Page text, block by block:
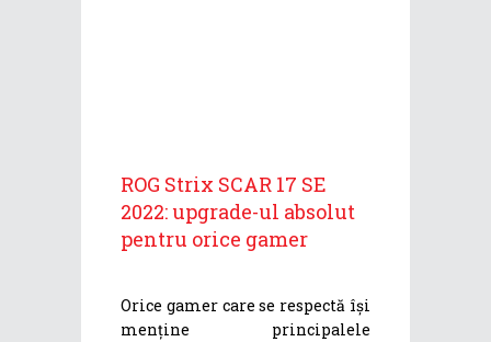
ROG Strix SCAR 17 SE
2022: upgrade-ul absolut
pentru orice gamer
Orice gamer care se respectă își
menține principalele